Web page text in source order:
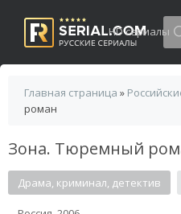
HD сериалы
Главная страница »
роман
Зона. Тюремный
Драма, криминал, детектив